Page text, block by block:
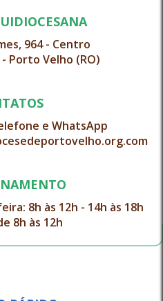
964 - Centro
- Porto Velho (RO)
e WhatsApp
8h às 12h - 14h às 18h
8h às 12h